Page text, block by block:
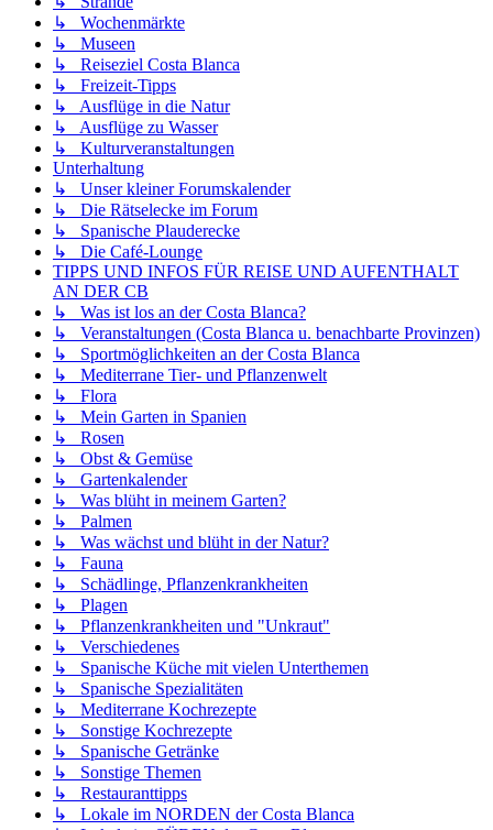
↳ Wochenmärkte
↳ Museen
↳ Reiseziel Costa Blanca
↳ Freizeit-Tipps
↳ Ausflüge in die Natur
↳ Ausflüge zu Wasser
↳ Kulturveranstaltungen
Unterhaltung
↳ Unser kleiner Forumskalender
↳ Die Rätselecke im Forum
↳ Spanische Plauderecke
↳ Die Café-Lounge
TIPPS UND INFOS FÜR REISE UND AUFENTHALT
AN DER CB
↳ Was ist los an der Costa Blanca?
↳ Veranstaltungen (Costa Blanca u. benachbarte Provinzen)
↳ Sportmöglichkeiten an der Costa Blanca
↳ Mediterrane Tier- und Pflanzenwelt
↳ Flora
↳ Mein Garten in Spanien
↳ Rosen
↳ Obst & Gemüse
↳ Gartenkalender
↳ Was blüht in meinem Garten?
↳ Palmen
↳ Was wächst und blüht in der Natur?
↳ Fauna
↳ Schädlinge, Pflanzenkrankheiten
↳ Plagen
↳ Pflanzenkrankheiten und "Unkraut"
↳ Verschiedenes
↳ Spanische Küche mit vielen Unterthemen
↳ Spanische Spezialitäten
↳ Mediterrane Kochrezepte
↳ Sonstige Kochrezepte
↳ Spanische Getränke
↳ Sonstige Themen
↳ Restauranttipps
↳ Lokale im NORDEN der Costa Blanca